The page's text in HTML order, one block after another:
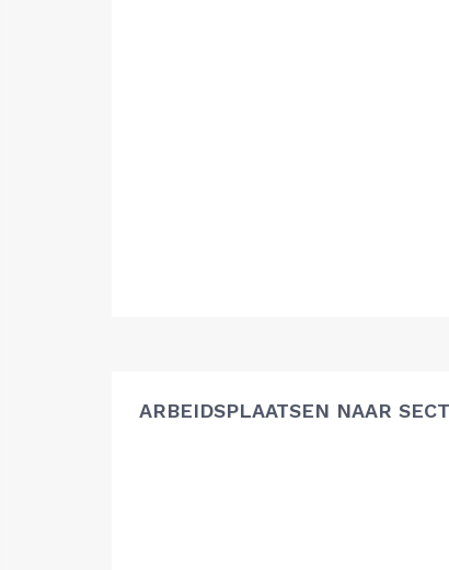
ARBEIDSPLAATSEN NAAR